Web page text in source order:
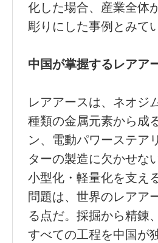
化した場合、産業全体
彫りにした事例とみて
中国が掌握するレアア
レアアースは、ネオジ
種類の金属元素から成
ン、電動パワーステア
ターの製造に欠かせな
小型化・軽量化を支え
問題は、世界のレアア
る点だ。採掘から精錬
すべての工程を中国が